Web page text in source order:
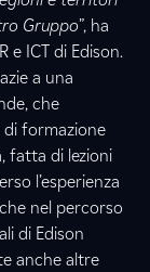
Gruppo”, ha
e ICT di Edison.
a una
che
formazione
fatta di lezioni
l’esperienza
nel percorso
di Edison
anche altre